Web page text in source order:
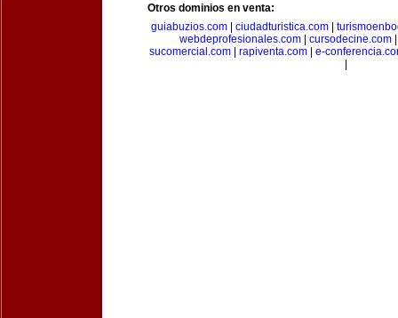
Otros dominios en venta:
guiabuzios.com| ciudadturistica.com|
webdeprofesionales.com| cursodecine.com
sucomercial.com
rapiventa.com
e-